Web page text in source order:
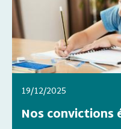
19/12/2025
Nos convictions